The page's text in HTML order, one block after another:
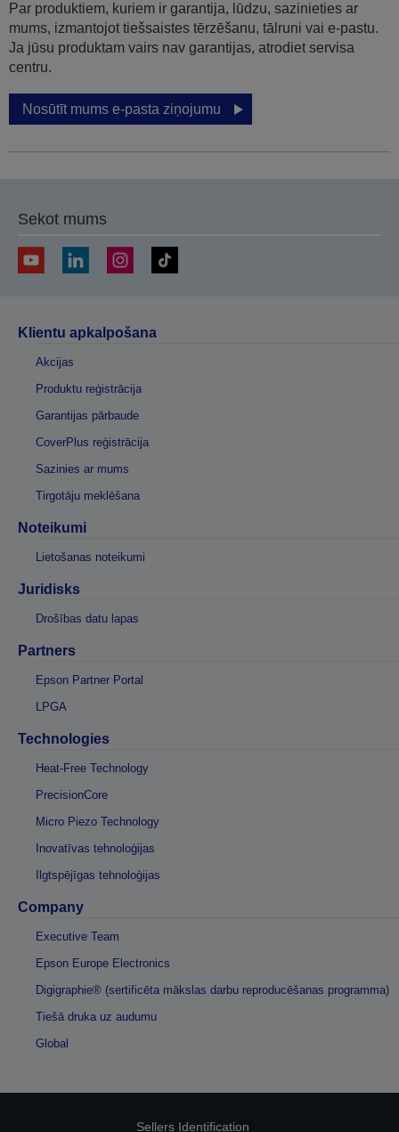
Par produktiem, kuriem ir garantija, lūdzu, sazinieties ar
mums, izmantojot tiešsaistes tērzēšanu, tālruni vai e-pastu.
Ja jūsu produktam vairs nav garantijas, atrodiet servisa
centru.
Nosūtīt mums e-pasta ziņojumu
Sekot mums
Klientu apkalpošana
Akcijas
Produktu reģistrācija
Garantijas pārbaude
CoverPlus reģistrācija
Sazinies ar mums
Tirgotāju meklēšana
Noteikumi
Lietošanas noteikumi
Juridisks
Drošības datu lapas
Partners
Epson Partner Portal
LPGA
Technologies
Heat-Free Technology
PrecisionCore
Micro Piezo Technology
Inovatīvas tehnoloģijas
Ilgtspējīgas tehnoloģijas
Company
Executive Team
Epson Europe Electronics
Digigraphie® (sertificēta mākslas darbu reproducēšanas programma)
Tiešā druka uz audumu
Global
Sellers Identification